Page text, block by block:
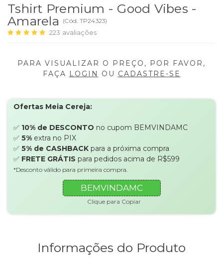
Tshirt Premium - Good Vibes -
Amarela
(Cód. TP24323)
223 avaliações
PARA VISUALIZAR O PREÇO, POR FAVOR,
FAÇA LOGIN OU CADASTRE-SE
Ofertas Meia Cereja:
✅ 10% de DESCONTO no cupom BEMVINDAMC
✅ 5% extra no PIX
✅ 5% de CASHBACK para a próxima compra
✅ FRETE GRÁTIS para pedidos acima de R$599
*Desconto válido para primeira compra.
BEMVINDAMC
Clique para Copiar
Informações do Produto